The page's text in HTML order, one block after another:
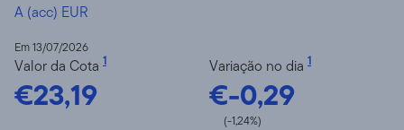
A (acc) EUR
Em 13/07/2026
Valor da Cota 1
€23,19
Variação no dia 1
€-0,29
(-1,24%)